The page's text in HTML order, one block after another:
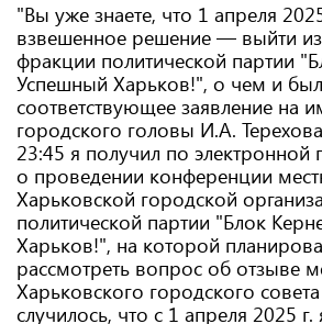
"Вы уже знаете, что 1 апреля
взвешенное решение — выйти из
фракции политической партии
Успешный Харьков!", о чем и
соответствующее заявление на
городского головы И.А.
23:45 я получил по электронной
о проведении конференции
Харьковской городской
политической партии "Блок
Харьков!", на которой
рассмотреть вопрос об отзыве
Харьковского городского
случилось, что с 1 апреля 2025